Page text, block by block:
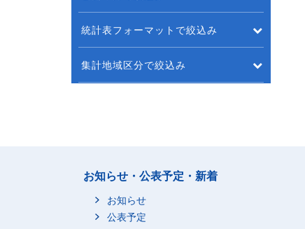
統計表フォーマットで絞込み
集計地域区分で絞込み
お知らせ・公表予定・新着
お知らせ
公表予定